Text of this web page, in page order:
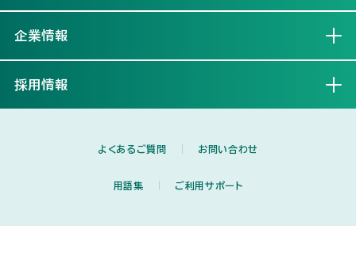
企業情報
採用情報
よくあるご質問 お問い合わせ
用語集 ご利用サポート